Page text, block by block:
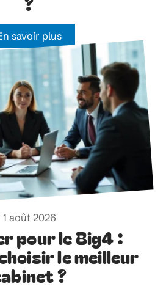
savoir plus
1 août 2026
pour le Big4 :
le meilleur
?